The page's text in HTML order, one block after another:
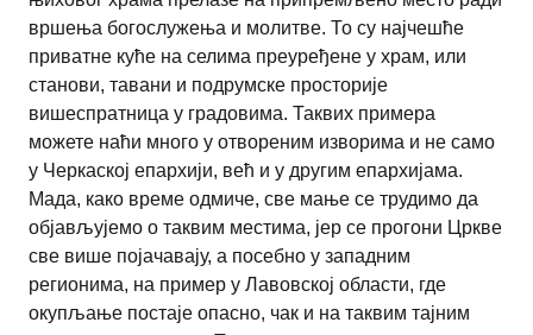
вршења богослужења и молитве. То су најчешће
приватне куће на селима преуређене у храм, или
станови, тавани и подрумске просторије
вишеспратница у градовима. Таквих примера
можете наћи много у отвореним изворима и не само
у Черкаској епархији, већ и у другим епархијама.
Мада, како време одмиче, све мање се трудимо да
објављујемо о таквим местима, јер се прогони Цркве
све више појачавају, а посебно у западним
регионима, на пример у Лавовској области, где
окупљање постаје опасно, чак и на таквим тајним